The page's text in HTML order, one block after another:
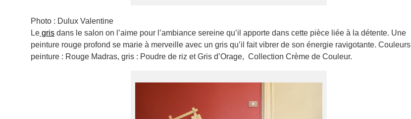
Photo : Dulux Valentine
Le gris dans le salon on l’aime pour l’ambiance sereine qu’il apporte dans cette pièce liée à la détente. Une
peinture rouge profond se marie à merveille avec un gris qu’il fait vibrer de son énergie ravigotante. Couleurs
peinture : Rouge Madras, gris : Poudre de riz et Gris d’Orage, Collection Crème de Couleur.